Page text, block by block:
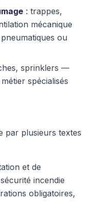
: trappes,
mécanique
ou
sprinklers —
spécialisés
par plusieurs textes
et de
incendie
obligatoires,